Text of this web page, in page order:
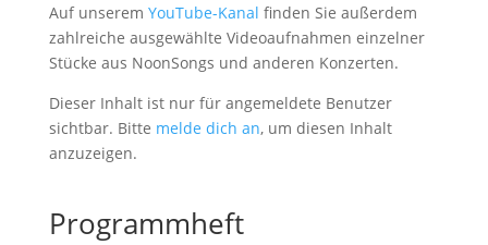
Auf unserem YouTube-Kanal finden Sie außerdem
zahlreiche ausgewählte Videoaufnahmen einzelner
Stücke aus NoonSongs und anderen Konzerten.
Dieser Inhalt ist nur für angemeldete Benutzer
sichtbar. Bitte melde dich an, um diesen Inhalt
anzuzeigen.
Programmheft